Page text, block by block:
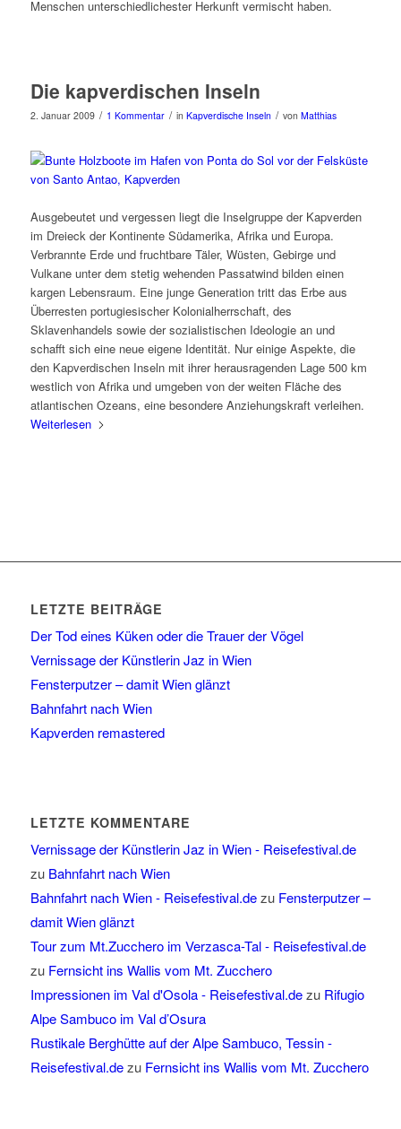
Menschen unterschiedlichester Herkunft vermischt haben.
Die kapverdischen Inseln
2. Januar 2009 / 1 Kommentar / in Kapverdische Inseln / von Matthias
Ausgebeutet und vergessen liegt die Inselgruppe der Kapverden
im Dreieck der Kontinente Südamerika, Afrika und Europa.
Verbrannte Erde und fruchtbare Täler, Wüsten, Gebirge und
Vulkane unter dem stetig wehenden Passatwind bilden einen
kargen Lebensraum. Eine junge Generation tritt das Erbe aus
Überresten portugiesischer Kolonialherrschaft, des
Sklavenhandels sowie der sozialistischen Ideologie an und
schafft sich eine neue eigene Identität. Nur einige Aspekte, die
den Kapverdischen Inseln mit ihrer herausragenden Lage 500 km
westlich von Afrika und umgeben von der weiten Fläche des
atlantischen Ozeans, eine besondere Anziehungskraft verleihen.
Weiterlesen
LETZTE BEITRÄGE
Der Tod eines Küken oder die Trauer der Vögel
Vernissage der Künstlerin Jaz in Wien
Fensterputzer – damit Wien glänzt
Bahnfahrt nach Wien
Kapverden remastered
LETZTE KOMMENTARE
Vernissage der Künstlerin Jaz in Wien - Reisefestival.de
zu Bahnfahrt nach Wien
Bahnfahrt nach Wien - Reisefestival.dezu Fensterputzer –
damit Wien glänzt
Tour zum Mt.Zucchero im Verzasca-Tal - Reisefestival.de
zu Fernsicht ins Wallis vom Mt. Zucchero
Impressionen im Val d'Osola - Reisefestival.dezu Rifugio
Alpe Sambuco im Val d’Osura
Rustikale Berghütte auf der Alpe Sambuco, Tessin -
Reisefestival.dezu Fernsicht ins Wallis vom Mt. Zucchero